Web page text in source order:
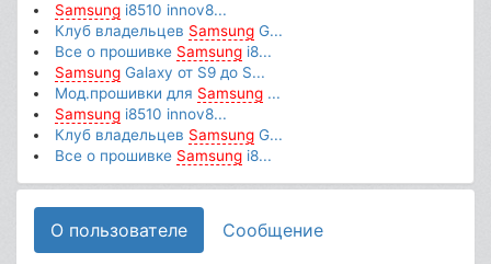
Samsung i8510 innov8...
Клуб владельцев Samsung G...
Все о прошивке Samsung i8...
Samsung Galaxy от S9 до S...
Мод.прошивки для Samsung ...
Samsung i8510 innov8...
Клуб владельцев Samsung G...
Все о прошивке Samsung i8...
О пользователе Сообщение